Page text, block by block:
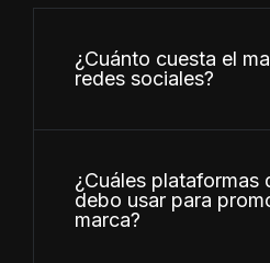
¿Cuánto cuesta el
redes sociales?
¿Cuáles plataformas
debo usar para
marca?